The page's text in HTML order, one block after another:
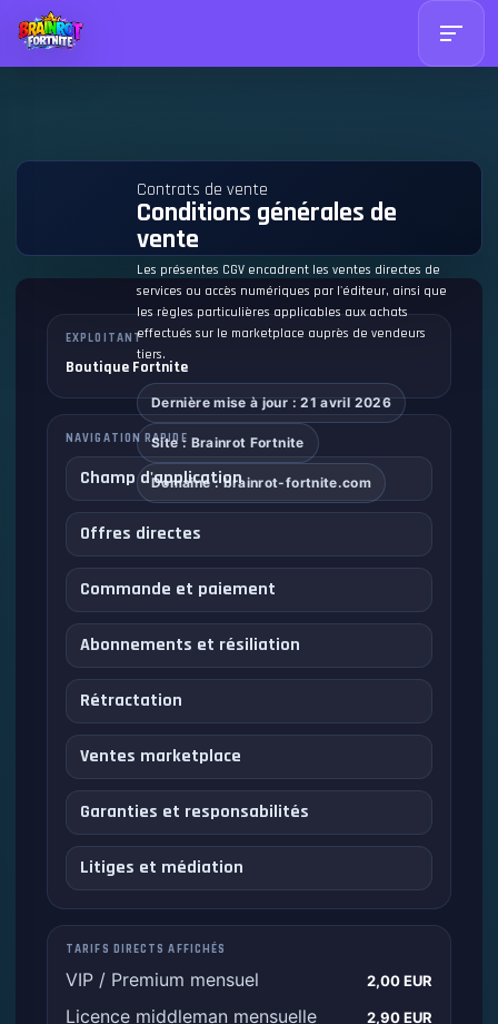
Contrats de vente
Conditions générales de
vente
Les présentes CGV encadrent les ventes directes de
services ou accès numériques par l'éditeur, ainsi que
les règles particulières applicables aux achats
effectués sur le marketplace auprès de vendeurs
tiers.
Dernière mise à jour : 21 avril 2026
Site : Brainrot Fortnite
Domaine : brainrot-fortnite.com
EXPLOITANT
Boutique Fortnite
NAVIGATION RAPIDE
Champ d'application
Offres directes
Commande et paiement
Abonnements et résiliation
Rétractation
Ventes marketplace
Garanties et responsabilités
Litiges et médiation
TARIFS DIRECTS AFFICHÉS
VIP / Premium mensuel 2,00 EUR
Licence middleman mensuelle 2,90 EUR